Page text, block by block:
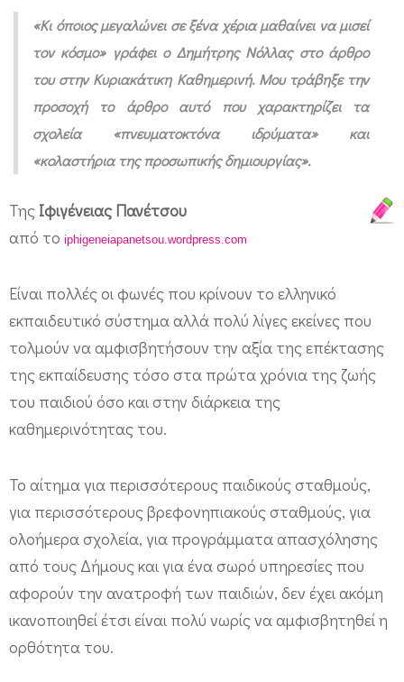
μ
τ
α
«Κι όποιος μεγαλώνει σε ξένα χέρια μαθαίνει να μισεί
τον κόσμο» γράφει ο Δημήτρης Νόλλας στο άρθρο
του στην Κυριακάτικη Καθημερινή. Μου τράβηξε την
προσοχή το άρθρο αυτό που χαρακτηρίζει τα
σχολεία «πνευματοκτόνα ιδρύματα» και
«κολαστήρια της προσωπικής δημιουργίας».
Της Ιφιγένειας Πανέτσου
από το iphigeneiapanetsou.wordpress.com
Είναι πολλές οι φωνές που κρίνουν το ελληνικό
εκπαιδευτικό σύστημα αλλά πολύ λίγες εκείνες που
τολμούν να αμφισβητήσουν την αξία της επέκτασης
της εκπαίδευσης τόσο στα πρώτα χρόνια της ζωής
του παιδιού όσο και στην διάρκεια της
καθημερινότητας του.
Το αίτημα για περισσότερους παιδικούς σταθμούς,
για περισσότερους βρεφονηπιακούς σταθμούς, για
ολοήμερα σχολεία, για προγράμματα απασχόλησης
από τους Δήμους και για ένα σωρό υπηρεσίες που
αφορούν την ανατροφή των παιδιών, δεν έχει ακόμη
ικανοποιηθεί έτσι είναι πολύ νωρίς να αμφισβητηθεί η
ορθότητα του.